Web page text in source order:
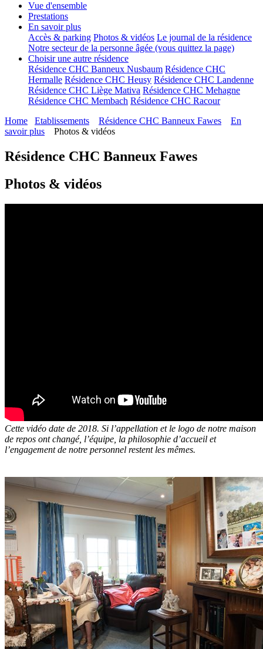
Vue d'ensemble
Prestations
En savoir plus
Accès & parking Photos & vidéos Le journal de la résidence
Notre secteur de la personne âgée (vous quittez la page)
Choisir une autre résidence
Résidence CHC Banneux Nusbaum Résidence CHC
Hermalle Résidence CHC Heusy Résidence CHC Landenne
Résidence CHC Liège Mativa Résidence CHC Mehagne
Résidence CHC Membach Résidence CHC Racour
Home
Etablissements Résidence CHC Banneux Fawes
En
savoir plus
Photos & vidéos
Résidence CHC Banneux Fawes
Photos & vidéos
Cette vidéo date de 2018. Si l’appellation et le logo de notre maison
de repos ont changé, l’équipe, la philosophie d’accueil et
l’engagement de notre personnel restent les mêmes.